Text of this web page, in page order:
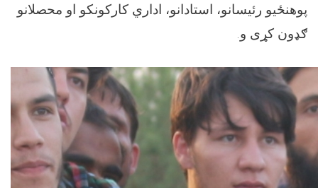
پوهنځیو رئیسانو، استادانو، اداري کارکونکو او محصلانو
ګډون کړی و